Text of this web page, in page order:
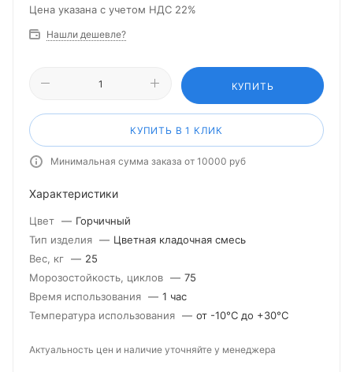
Цена указана с учетом НДС 22%
Нашли дешевле?
КУПИТЬ
КУПИТЬ В 1 КЛИК
Минимальная сумма заказа от 10000 руб
Характеристики
Цвет — Горчичный
Тип изделия — Цветная кладочная смесь
Вес, кг — 25
Морозостойкость, циклов — 75
Время использования — 1 час
Температура использования — от -10°С до +30°С
Актуальность цен и наличие уточняйте у менеджера